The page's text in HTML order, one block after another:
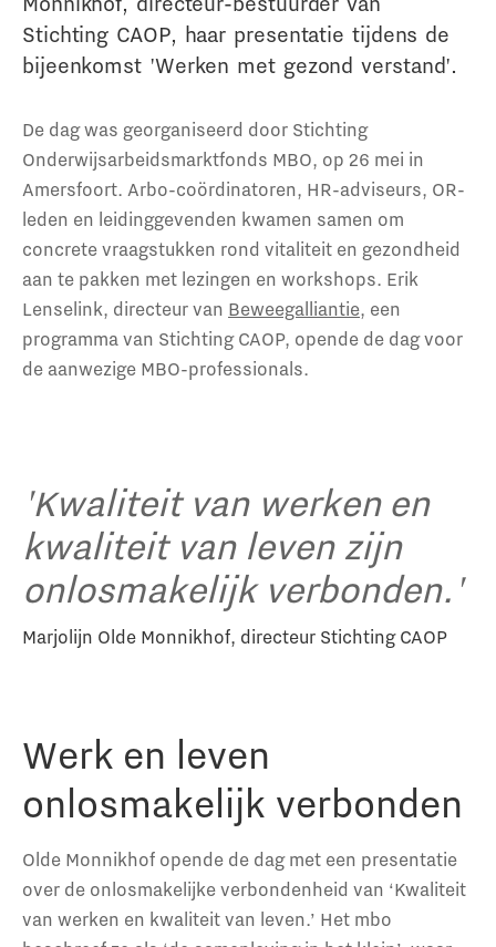
Stichting CAOP, haar presentatie tijdens de
bijeenkomst 'Werken met gezond verstand'.
De dag was georganiseerd door Stichting
Onderwijsarbeidsmarktfonds MBO, op 26 mei in
Amersfoort. Arbo-coördinatoren, HR-adviseurs, OR-
leden en leidinggevenden kwamen samen om
concrete vraagstukken rond vitaliteit en gezondheid
aan te pakken met lezingen en workshops. Erik
Lenselink, directeur van Beweegalliantie, een
programma van Stichting CAOP, opende de dag voor
de aanwezige MBO-professionals.
'Kwaliteit van werken en
kwaliteit van leven zijn
onlosmakelijk verbonden.'
Marjolijn Olde Monnikhof, directeur Stichting CAOP
Werk en leven
onlosmakelijk verbonden
Olde Monnikhof opende de dag met een presentatie
over de onlosmakelijke verbondenheid van ‘Kwaliteit
van werken en kwaliteit van leven.’ Het mbo